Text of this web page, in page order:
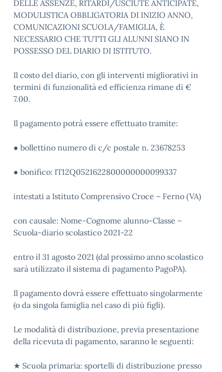
DELLE ASSENZE, RITARDI/USCIUTE ANTICIPATE,
MODULISTICA OBBLIGATORIA DI INIZIO ANNO,
COMUNICAZIONI SCUOLA/FAMIGLIA, È
NECESSARIO CHE TUTTI GLI ALUNNI SIANO IN
POSSESSO DEL DIARIO DI ISTITUTO.
Il costo del diario, con gli interventi migliorativi in
termini di funzionalità ed efficienza rimane di €
7.00.
Il pagamento potrà essere effettuato tramite:
● bollettino numero di c/c postale n. 23678253
● bonifico: IT12Q0521622800000000099337
intestati a Istituto Comprensivo Croce – Ferno (VA)
con causale: Nome-Cognome alunno-Classe –
Scuola-diario scolastico 2021-22
entro il 31 agosto 2021 (dal prossimo anno scolastico
sarà utilizzato il sistema di pagamento PagoPA).
Il pagamento dovrà essere effettuato singolarmente
(o da singola famiglia nel caso di più figli).
Le modalità di distribuzione, previa presentazione
della ricevuta di pagamento, saranno le seguenti:
★ Scuola primaria: sportelli di distribuzione presso